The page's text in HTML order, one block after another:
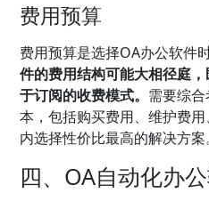
费用预算
费用预算是选择OA办公软件
件的费用结构可能大相径庭
于订阅的收费模式。 需要综
本，包括购买费用、维护费
内选择性价比最高的解决方案
四、OA自动化办